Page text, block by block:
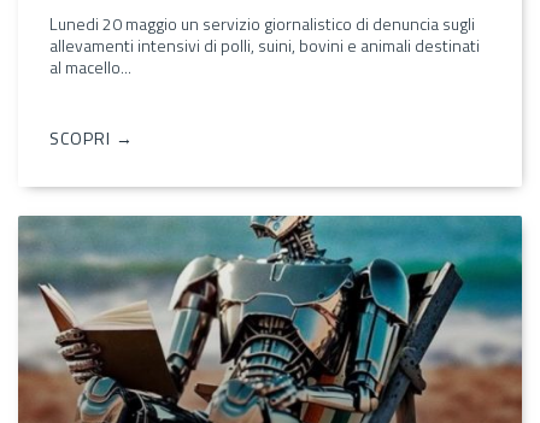
Lunedi 20 maggio un servizio giornalistico di denuncia sugli
allevamenti intensivi di polli, suini, bovini e animali destinati
al macello...
SCOPRI →